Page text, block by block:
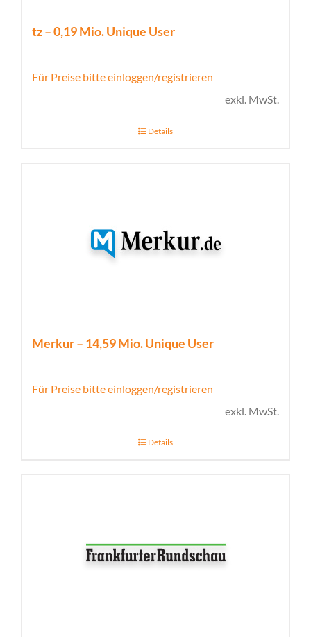
tz – 0,19 Mio. Unique User
Für Preise bitte einloggen/registrieren
exkl. MwSt.
Details
Merkur – 14,59 Mio. Unique User
Für Preise bitte einloggen/registrieren
exkl. MwSt.
Details